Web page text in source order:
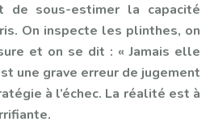
de sous-estimer la capacité
On inspecte les plinthes, on
et on se dit : « Jamais elle
une grave erreur de jugement
à l’échec. La réalité est à